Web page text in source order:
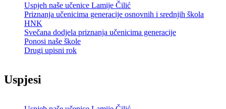
Uspjeh naše učenice Lamije Čilić
Priznanja učenicima generacije osnovnih i srednjih škola
HNK
Svečana dodjela priznanja učenicima generacije
Ponosi naše škole
Drugi upisni rok
Uspjesi